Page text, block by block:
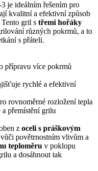
je ideálním řešením pro
kvalitní a efektivní způsob
gril s třemi hořáky
různých pokrmů, a to
s přáteli.
přípravu více pokrmů
rychlé a efektivní
rovnoměrné rozložení tepla
a přemístění grilu
z oceli s práškovým
povětrnostním vlivům a
teploměru v poklopu
a dosáhnout tak